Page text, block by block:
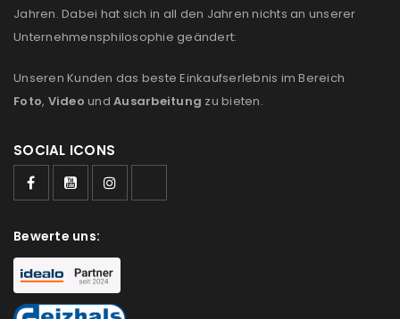
Benutzername oder E-Mail-Adresse
Jahren. Dabei hat sich in all den Jahren nichts an unserer
Unternehmensphilosophie geändert:
Unseren Kunden das beste Einkaufserlebnis im Bereich
Foto, Video und Ausarbeitung zu bieten.
SOCIAL ICONS
Bewerte uns: